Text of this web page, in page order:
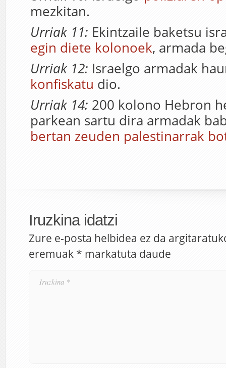
mezkitan.
Urriak 11: Ekintzaile baketsu
egin diete kolonoek, armada
Urriak 12: Israelgo armadak
konfiskatu dio.
Urriak 14: 200 kolono Hebron
parkean sartu dira armadak
bertan zeuden palestinarrak
Iruzkina idatzi
Zure e-posta helbidea ez da
eremuak * markatuta daude